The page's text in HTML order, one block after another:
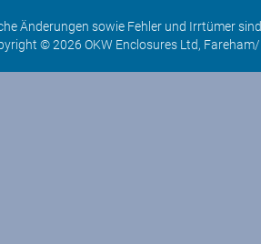
Änderungen sowie Fehler und Irrtümer
© 2026 OKW Enclosures Ltd,